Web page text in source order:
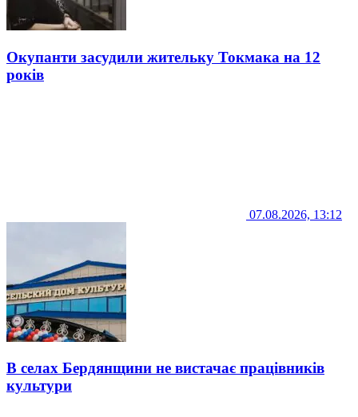
Окупанти засудили жительку Токмака на 12
років
07.08.2026, 13:12
В селах Бердянщини не вистачає працівників
культури